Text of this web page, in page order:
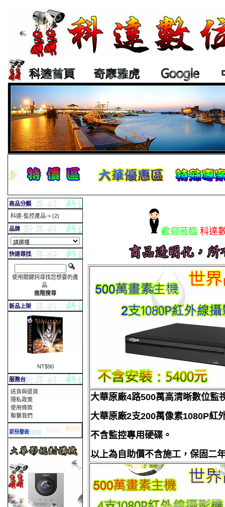
歡迎蒞臨 科達
大華原廠4路500萬高清晰數位監
大華原廠2支200萬像素1080P紅
不含監控專用硬碟。
以上為自助價不含施工，保固二
商品分類
科達-監控產品-> (2)
品牌
快速尋找
使用關鍵詞尋找您想要的產
品.
進階搜尋
新品上架
NT$90
服務台
送貨與退貨
隱私政策
使用條款
聯繫我們